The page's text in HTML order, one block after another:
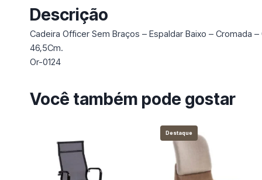
Descrição
Cadeira Officer Sem Braços – Espaldar Baixo – Cromada
46,5Cm.
Or-0124
Você também pode gostar
Destaque